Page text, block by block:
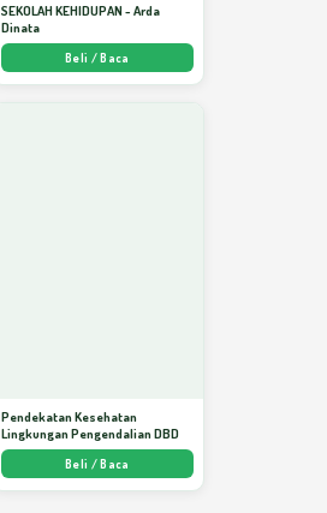
SEKOLAH KEHIDUPAN - Arda
Dinata
Beli / Baca
Pendekatan Kesehatan
Lingkungan Pengendalian DBD
Beli / Baca